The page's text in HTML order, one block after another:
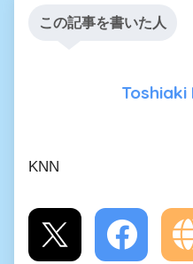
この記事を書いた人
Toshiaki
KNN